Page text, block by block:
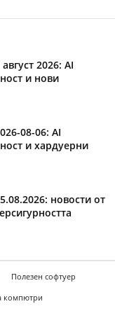
2026: AI
и нови
08-06: AI
и хардуерни
новости от
Полезен софтуер
компютри